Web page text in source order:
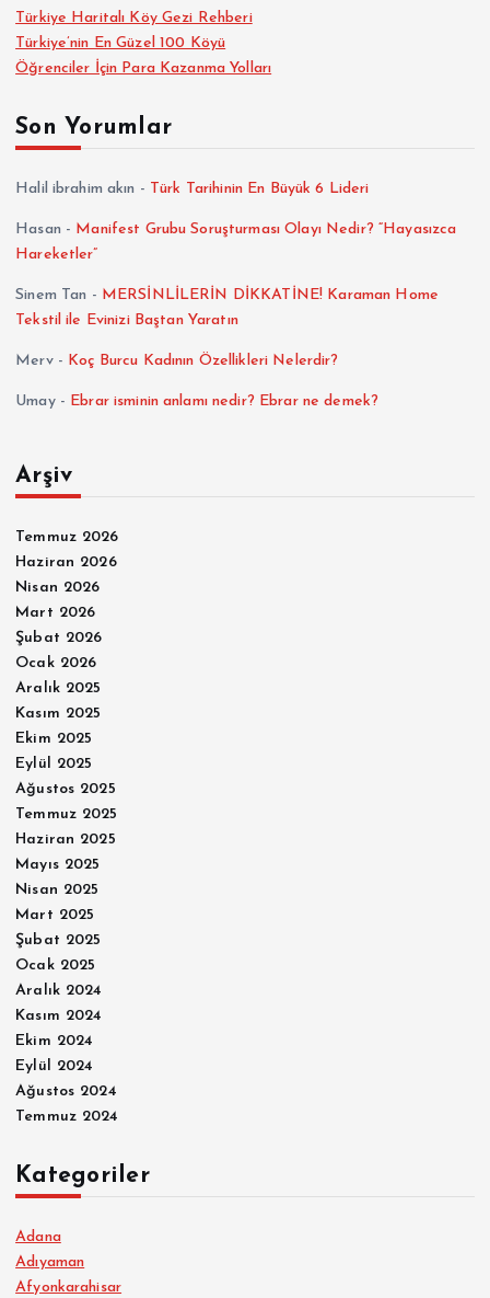
y
l
a
m
a
Türkiye Haritalı Köy Gezi Rehberi
Türkiye’nin En Güzel 100 Köyü
Öğrenciler İçin Para Kazanma Yolları
Son Yorumlar
Halil ibrahim akın - Türk Tarihinin En Büyük 6 Lideri
Hasan - Manifest Grubu Soruşturması Olayı Nedir? “Hayasızca
Hareketler”
Sinem Tan - MERSİNLİLERİN DİKKATİNE! Karaman Home
Tekstil ile Evinizi Baştan Yaratın
Merv- Koç Burcu Kadının Özellikleri Nelerdir?
Umay- Ebrar isminin anlamı nedir? Ebrar ne demek?
Arşiv
Temmuz 2026
Haziran 2026
Nisan 2026
Mart 2026
Şubat 2026
Ocak 2026
Aralık 2025
Kasım 2025
Ekim 2025
Eylül 2025
Ağustos 2025
Temmuz 2025
Haziran 2025
Mayıs 2025
Nisan 2025
Mart 2025
Şubat 2025
Ocak 2025
Aralık 2024
Kasım 2024
Ekim 2024
Eylül 2024
Ağustos 2024
Temmuz 2024
Kategoriler
Adana
Adıyaman
Afyonkarahisar